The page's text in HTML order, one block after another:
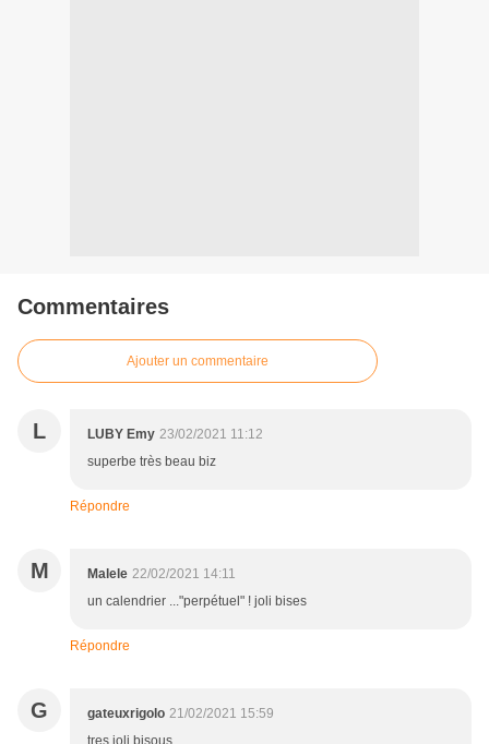
Commentaires
Ajouter un commentaire
L LUBY Emy 23/02/2021 11:12
superbe très beau biz
Répondre
M Malele 22/02/2021 14:11
un calendrier ..."perpétuel" ! joli bises
Répondre
G gateuxrigolo 21/02/2021 15:59
tres joli bisous